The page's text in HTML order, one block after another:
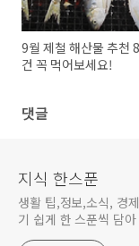
9월 제철 해산물 추천
건 꼭 먹어보세요!
댓글
지식 한스푼
생활 팁,정보,소식, 경
기 쉽게 한 스푼씩 담